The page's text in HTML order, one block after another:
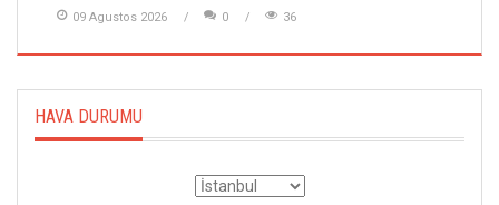
09 Agustos 2026 0 36
HAVA DURUMU